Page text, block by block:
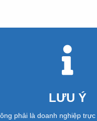
LƯU Ý
phải là doanh nghiệp trực